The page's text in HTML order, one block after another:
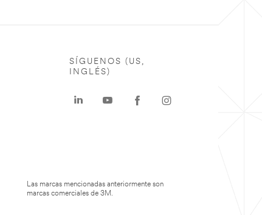
SÍGUENOS (US,
INGLÉS)
Las marcas mencionadas anteriormente son
marcas comerciales de 3M.